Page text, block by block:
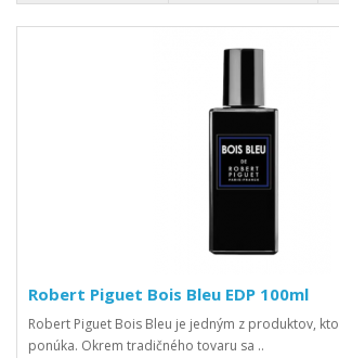
Robert Piguet Bois Bleu EDP 100ml
Robert Piguet Bois Bleu je jedným z produktov,
ponúka. Okrem tradičného tovaru sa ..